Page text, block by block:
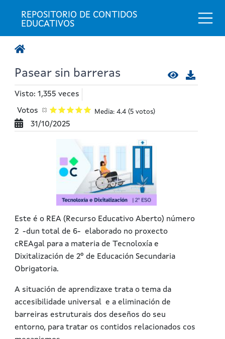
REPOSITORIO DE CONTIDOS
EDUCATIVOS
Pasear sin barreras
Visto: 1,355 veces
Votos Media: 4.4 (5 votos)
31/10/2025
Este é o REA (Recurso Educativo Aberto) número
2 -dun total de 6- elaborado no proxecto
cREAgal para a materia de Tecnoloxía e
Dixitalización de 2º de Educación Secundaria
Obrigatoria.
A situación de aprendizaxe trata o tema da
accesibilidade universal e a eliminación de
barreiras estruturais dos deseños do seu
entorno, para tratar os contidos relacionados cos